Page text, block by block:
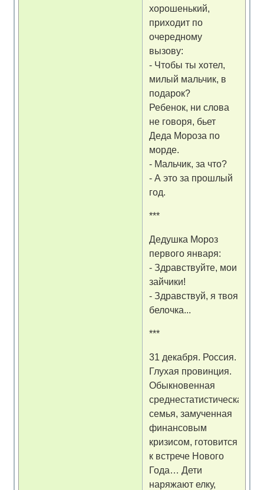
хорошенький,
приходит по
очередному
вызову:
- Чтобы ты хотел,
милый мальчик, в
подарок?
Ребенок, ни слова
не говоря, бьет
Деда Мороза по
морде.
- Мальчик, за что?
- А это за прошлый
год.
***
Дедушка Мороз
первого января:
- Здравствуйте, мои
зайчики!
- Здравствуй, я твоя
белочка...
***
31 декабря. Россия.
Глухая провинция.
Обыкновенная
среднестатистическая
семья, замученная
финансовым
кризисом, готовится
к встрече Нового
Года… Дети
наряжают елку,